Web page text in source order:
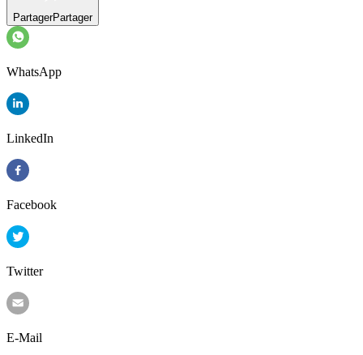
PartagerPartager
WhatsApp
LinkedIn
Facebook
Twitter
E-Mail